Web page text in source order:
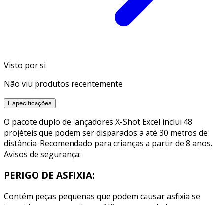
Visto por si
Não viu produtos recentemente
Especificações
O pacote duplo de lançadores X-Shot Excel inclui 48
projéteis que podem ser disparados a até 30 metros de
distância. Recomendado para crianças a partir de 8 anos.
Avisos de segurança:
PERIGO DE ASFIXIA:
Contém peças pequenas que podem causar asfixia se